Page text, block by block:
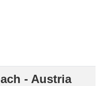
- Austria